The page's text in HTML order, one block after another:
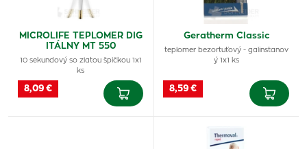
MICROLIFE TEPLOMER DIG
ITÁLNY MT 550
10 sekundový so zlatou špičkou 1x1
ks
8,09 €
Geratherm Classic
teplomer bezortuťový - galinstanov
ý 1x1 ks
8,59 €